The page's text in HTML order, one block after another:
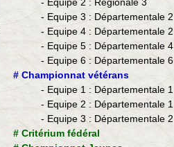
- Equipe 3 : Départementale 2
- Equipe 4 : Départementale 2
- Equipe 5 : Départementale 4
- Equipe 6 : Départementale 6
​# Championnat vétérans
- ​Equipe 1 : Départementale 1
- Equipe 2 : Départementale 1
- Equipe 3 : Départementale 2
# Critérium fédéral